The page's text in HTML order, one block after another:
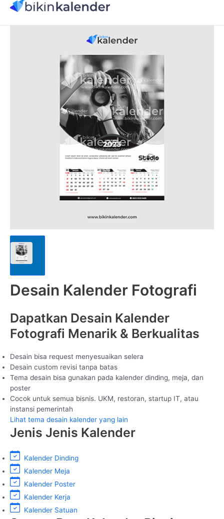
konten
Desain Kalender Fotografi
Dapatkan Desain Kalender
Fotografi Menarik & Berkualitas
Desain bisa request menyesuaikan selera
Desain custom revisi tanpa batas
Tema desain bisa gunakan pada kalender dinding, meja, dan
poster
Cocok untuk semua bisnis. UKM, restoran, startup IT, atau
instansi pemerintah
Lihat tema desain kalender yang lain
Jenis Jenis Kalender
Kalender Dinding
Kalender Meja
Kalender Poster
Kalender Kerja
Kalender Satuan